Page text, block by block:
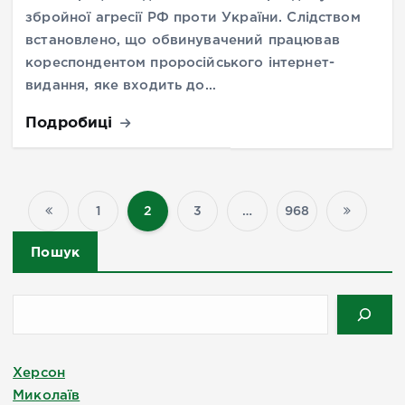
збройної агресії РФ проти України. Слідством
встановлено, що обвинувачений працював
кореспондентом проросійського інтернет-
видання, яке входить до…
Подробиці
г
і
2 3 … 968
Пошук
Херсон
Миколаїв